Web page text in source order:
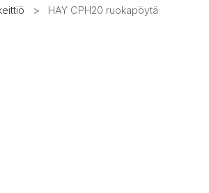
> HAY CPH20 ruokapöytä